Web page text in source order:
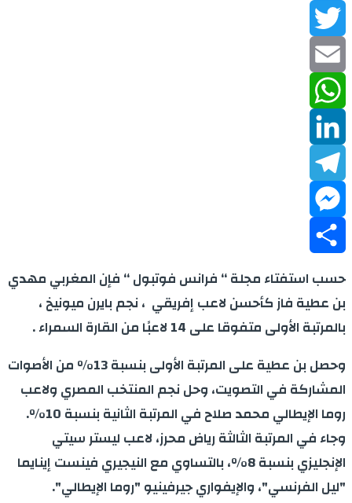
Facebook
Twitter
Email
WhatsApp
LinkedIn
Telegram
Messenger
Share
حسب استفتاء مجلة ‘‘ فرانس فوتبول ‘‘ فإن المغربي مهدي
بن عطية فاز كأحسن لاعب إفريقي ، نجم بايرن ميونيخ ،
بالمرتبة الأولى متفوقا على 14 لاعبًا من القارة السمراء .
وحصل بن عطية على المرتبة الأولى بنسبة 13% من الأصوات
المشاركة في التصويت، وحل نجم المنتخب المصري ولاعب
روما الإيطالي محمد صلاح في المرتبة الثانية بنسبة 10%.
وجاء في المرتبة الثالثة رياض محرز، لاعب ليستر سيتي
الإنجليزي بنسبة 8%، بالتساوي مع النيجيري فينست إينايما
"ليل الفرنسي"، والإيفواري جيرفينيو "روما الإيطالي".